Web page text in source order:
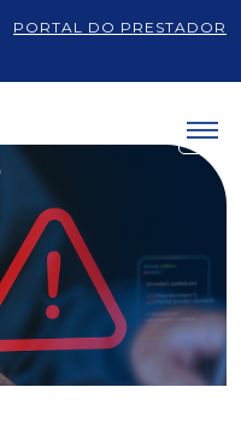
PORTAL DO PRESTADOR